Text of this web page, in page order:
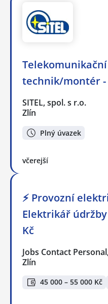
Telekomunikační
technik/montér -
SITEL, spol. s r.o.
Zlín
Plný úvazek
včerejší
⚡ Provozní
Elektrikář
Kč
Jobs Contact
Zlín
45 000 – 55 000 Kč